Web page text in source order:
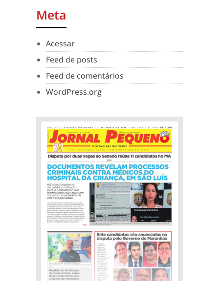
Meta
Acessar
Feed de posts
Feed de comentários
WordPress.org